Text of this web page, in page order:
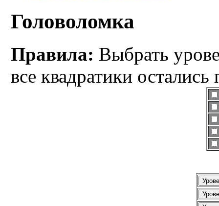
Головоломка
Правила: Выбрать
все квадратики